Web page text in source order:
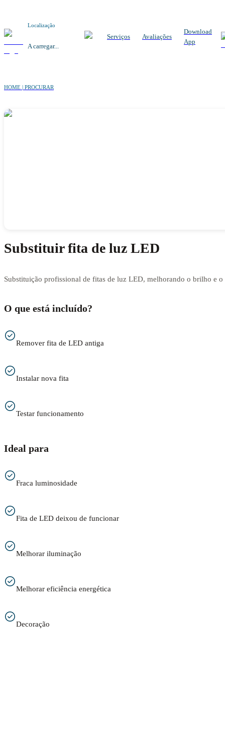
Localização
A carregar...
Serviços Avaliações
Download
App
HOME | PROCURAR
Substituir fita de luz LED
Substituição profissional de fitas de luz LED, melhorando o brilho e o
O que está incluído?
Remover fita de LED antiga
Instalar nova fita
Testar funcionamento
Ideal para
Fraca luminosidade
Fita de LED deixou de funcionar
Melhorar iluminação
Melhorar eficiência energética
Decoração